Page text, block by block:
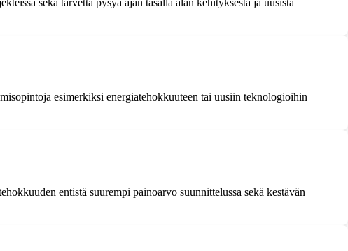
esimerkiksi energiatehokkuuteen tai uusiin teknologioihin
entistä suurempi painoarvo suunnittelussa sekä kestävän